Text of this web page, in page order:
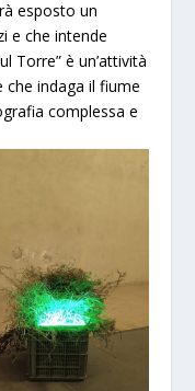
esposto un
e che intende
Torre” è un’attività
che indaga il fiume
complessa e